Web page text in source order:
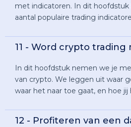
met indicatoren. In dit
aantal populaire trading
11 - Word crypto trading
In dit hoofdstuk nemen we je
van crypto. We leggen uit waar
waar het naar toe gaat, en hoe jij
12 - Profiteren van een